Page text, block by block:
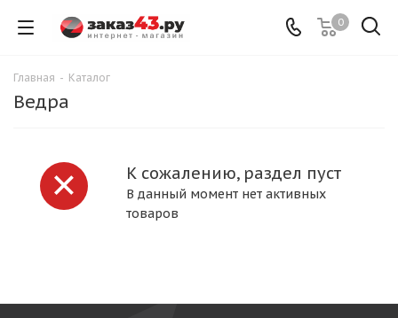
0
Главная - Каталог
Ведра
К сожалению, раздел пуст
В данный момент нет активных
товаров